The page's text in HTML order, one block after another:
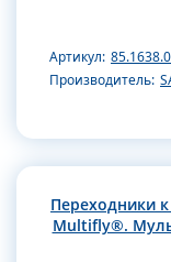
Артикул:
Производитель:
Переходники
Multifly®.